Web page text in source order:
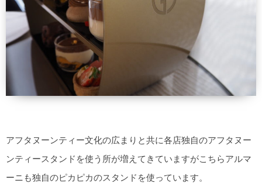
アフタヌーンティー文化の広まりと共に各店独自のアフタヌー
ンティースタンドを使う所が増えてきていますがこちらアルマ
ーニも独自のピカピカのスタンドを使っています。